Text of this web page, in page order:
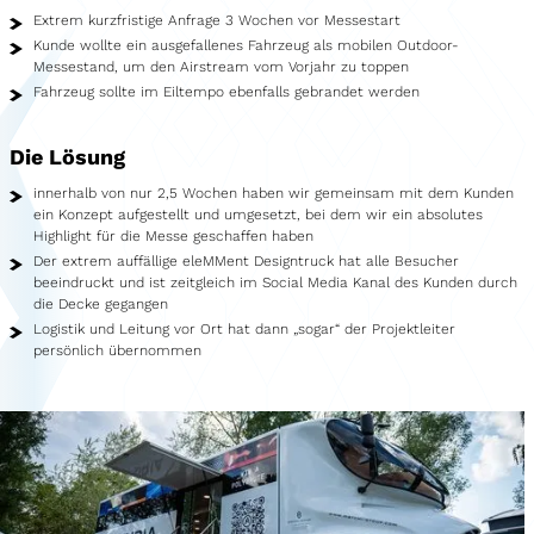
Showroom
Merchandise
Blutspendemobil
Leistungen
Fahrzeugbau
Fahrzeugservice
Fahrzeughandel
Agenturservice
Fahrzeugvermietung
Kreativleistungen
Extrem kurzfristige Anfrage 3 Wochen vor Messestart
Kunde wollte ein ausgefallenes Fahrzeug als mobilen Outdoor-
Messestand, um den Airstream vom Vorjahr zu toppen
Fahrzeug sollte im Eiltempo ebenfalls gebrandet werden
Die Lösung
innerhalb von nur 2,5 Wochen haben wir gemeinsam mit dem Kunden
ein Konzept aufgestellt und umgesetzt, bei dem wir ein absolutes
Highlight für die Messe geschaffen haben
Der extrem auffällige eleMMent Designtruck hat alle Besucher
beeindruckt und ist zeitgleich im Social Media Kanal des Kunden durch
die Decke gegangen
Logistik und Leitung vor Ort hat dann „sogar“ der Projektleiter
persönlich übernommen